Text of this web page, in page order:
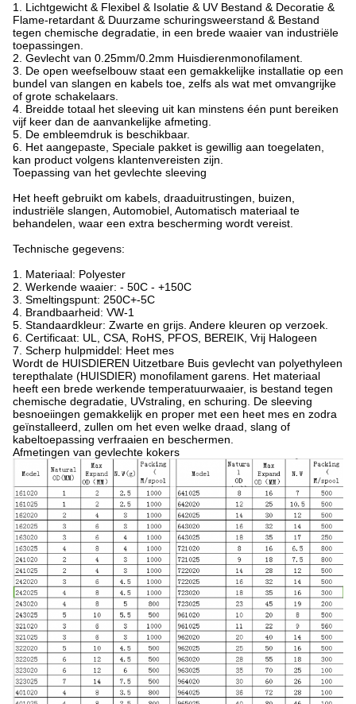
1. Lichtgewicht & Flexibel & Isolatie & UV Bestand & Decoratie &
Flame-retardant & Duurzame schuringsweerstand & Bestand
tegen chemische degradatie, in een brede waaier van industriële
toepassingen.
2. Gevlecht van 0.25mm/0.2mm Huisdierenmonofilament.
3. De open weefselbouw staat een gemakkelijke installatie op een
bundel van slangen en kabels toe, zelfs als wat met omvangrijke
of grote schakelaars.
4. Breidde totaal het sleeving uit kan minstens één punt bereiken
vijf keer dan de aanvankelijke afmeting.
5. De embleemdruk is beschikbaar.
6. Het aangepaste, Speciale pakket is gewillig aan toegelaten,
kan product volgens klantenvereisten zijn.
Toepassing van het gevlechte sleeving
Het heeft gebruikt om kabels, draaduitrustingen, buizen,
industriële slangen, Automobiel, Automatisch materiaal te
behandelen, waar een extra bescherming wordt vereist.
Technische gegevens:
1. Materiaal: Polyester
2. Werkende waaier: - 50C - +150C
3. Smeltingspunt: 250C+-5C
4. Brandbaarheid: VW-1
5. Standaardkleur: Zwarte en grijs. Andere kleuren op verzoek.
6. Certificaat: UL, CSA, RoHS, PFOS, BEREIK, Vrij Halogeen
7. Scherp hulpmiddel: Heet mes
Wordt de HUISDIEREN Uitzetbare Buis gevlecht van polyethyleen
terepthalate (HUISDIER) monofilament garens. Het materiaal
heeft een brede werkende temperatuurwaaier, is bestand tegen
chemische degradatie, UVstraling, en schuring. De sleeving
besnoeiingen gemakkelijk en proper met een heet mes en zodra
geïnstalleerd, zullen om het even welke draad, slang of
kabeltoepassing verfraaien en beschermen.
Afmetingen van gevlechte kokers